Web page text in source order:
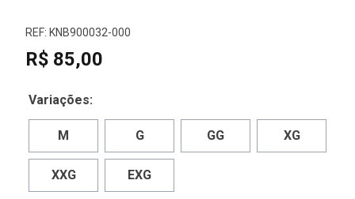
REF: KNB900032-000
R$ 85,00
Variações:
M G GG XG
XXG EXG